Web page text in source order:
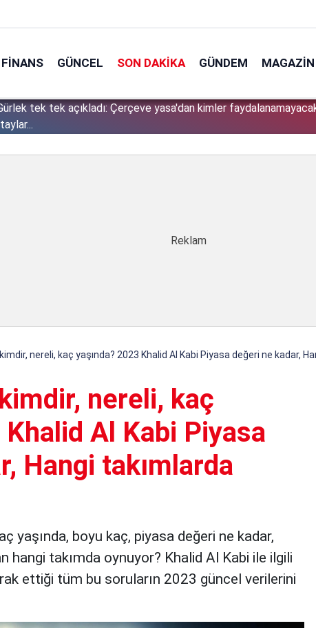
FINANS GÜNCEL SON DAKIKA GÜNDEM MAGAZIN
tek tek açıkladı: Çerçeve yasa'dan kimler
nereli, kaç yaşında? 2023 Khalid Al Kabi Piyasa değeri ne kadar,
nereli, kaç
Khalid Al Kabi Piyasa
Hangi takımlarda
yaşında, boyu kaç, piyasa değeri ne kadar,
hangi takımda oynuyor? Khalid Al Kabi ile ilgili
ettiği tüm bu soruların 2023 güncel verilerini